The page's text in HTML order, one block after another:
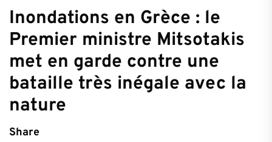
Inondations en Grèce : le
Premier ministre Mitsotakis
met en garde contre une
bataille très inégale avec la
nature
Share